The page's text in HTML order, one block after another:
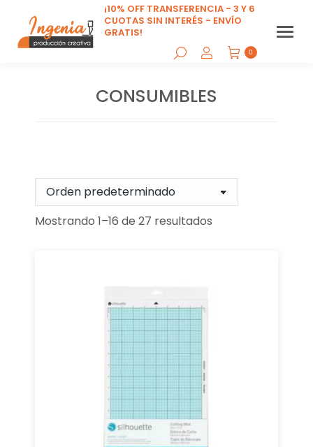
¡10% OFF TRANSFERENCIA - 3 Y 6
CUOTAS SIN INTERÉS - ENVÍO
GRATIS!
0
CONSUMIBLES
Mostrando 1–16 de 27 resultados